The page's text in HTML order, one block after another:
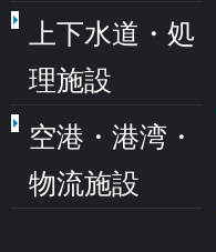
上下水道・処
理施設
空港・港湾・
物流施設